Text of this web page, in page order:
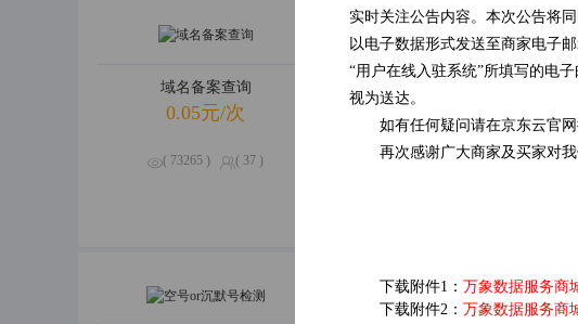
实时关注公告内容。本次公告将
以电子数据形式发送至商家电子
“用户在线入驻系统”所填写的电
视为送达。
如有任何疑问请在京东云官网
再次感谢广大商家及买家对
下载附件1： 万象数据服务商
下载附件2： 万象数据服务商
域名备案查询
0.05元/次
( 73265 ) ( 37 )
0.09元/次
( 70636 ) ( 17 )